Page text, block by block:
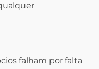
falham por falta